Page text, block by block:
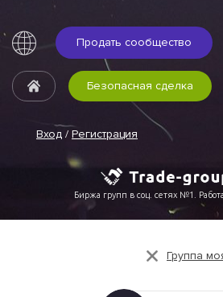
Продать сообщество
Вход / Регистрация
Безопасная сделка
Биржа групп в соц. сетях №1.
Группа